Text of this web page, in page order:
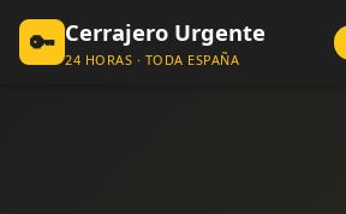
🔑 Cerrajero Urgente
24 HORAS · TODA ESPAÑA